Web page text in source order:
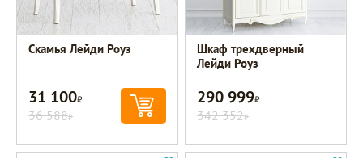
Скамья Лейди Роуз
31 100Р
36 588Р
Шкаф трехдверный
Лейди Роуз
290 999Р
342 352Р